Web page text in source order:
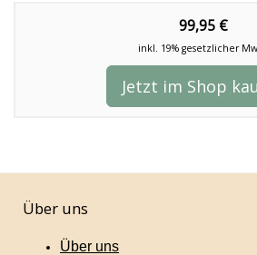
99,95 €
inkl. 19% gesetzlicher
Jetzt im Shop
Über uns
Über uns